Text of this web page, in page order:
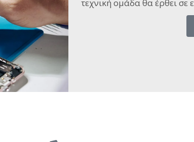
τεχνική ομάδα θα έρθει σε